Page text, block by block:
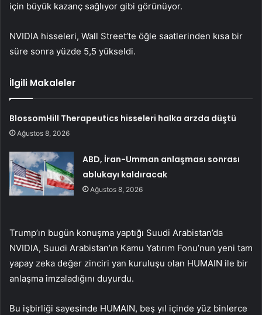
için büyük kazanç sağlıyor gibi görünüyor.
NVIDIA hisseleri, Wall Street’te öğle saatlerinden kısa bir
süre sonra yüzde 5,5 yükseldi.
İlgili Makaleler
BlossomHill Therapeutics hisseleri halka arzda düştü
Ağustos 8, 2026
ABD, İran-Umman anlaşması sonrası
ablukayı kaldıracak
Ağustos 8, 2026
Trump’ın bugün konuşma yaptığı Suudi Arabistan’da
NVIDIA, Suudi Arabistan’ın Kamu Yatırım Fonu’nun yeni tam
yapay zeka değer zinciri yan kuruluşu olan HUMAIN ile bir
anlaşma imzaladığını duyurdu.
Bu işbirliği sayesinde HUMAIN, beş yıl içinde yüz binlerce